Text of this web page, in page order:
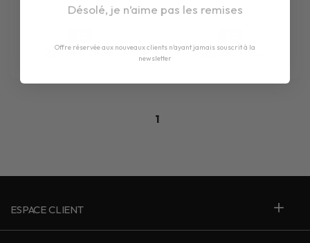
28.39€ 29.95€ 28.39€ 29.95€
1
ESPACE CLIENT
Désolé, je n’aime pas les remises
Offre réservée aux nouveaux clients n'ayant jamais souscrit à la
newsletter